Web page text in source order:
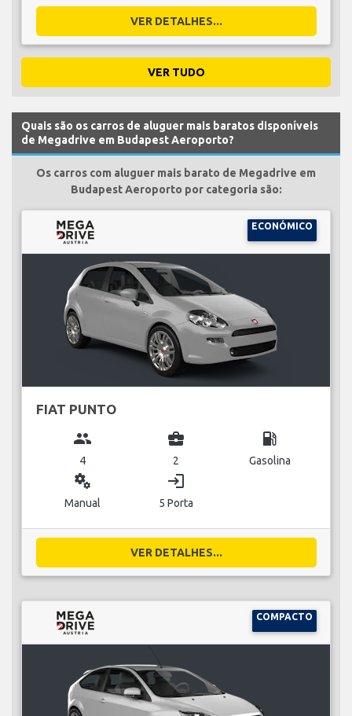
VER DETALHES...
VER TUDO
Quais são os carros de aluguer mais baratos disponíveis
de Megadrive em Budapest Aeroporto?
Os carros com aluguer mais barato de Megadrive em
Budapest Aeroporto por categoria são:
ECONÓMICO
FIAT PUNTO
group
4
business_center
2
local_gas_station
Gasolina
miscellaneous_services
Manual
login
5 Porta
VER DETALHES...
COMPACTO